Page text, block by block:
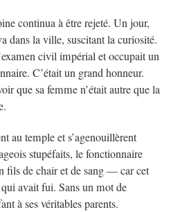
continua à être rejeté. Un jour,
dans la ville, suscitant la curiosité.
civil impérial et occupait un
C’était un grand honneur.
que sa femme n’était autre que la
au temple et s’agenouillèrent
stupéfaits, le fonctionnaire
fils de chair et de sang — car cet
avait fui. Sans un mot de
à ses véritables parents.